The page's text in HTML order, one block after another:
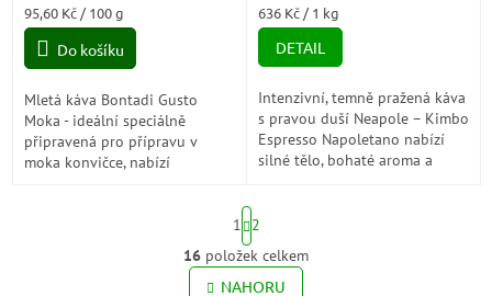
Měrná
cena:
95,60 Kč / 100 g
Do košíku
Mletá káva Bontadi Gusto
Moka - ideální speciálně
připravená pro přípravu v
moka konvičce, nabízí
Měrná
cena:
636 Kč / 1 kg
DETAIL
Intenzivní, temně pražená káva
s pravou duší Neapole – Kimbo
Espresso Napoletano nabízí
silné tělo, bohaté aroma a
skutečně...
O
v
S
t
r
á
n
1
2
16 položek celkem
NAHORU